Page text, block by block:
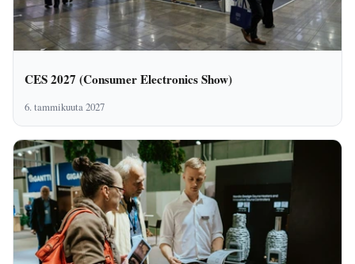
CES 2027 (Consumer Electronics Show)
6. tammikuuta 2027